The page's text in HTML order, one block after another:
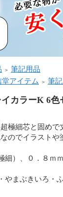
＞ 筆記用品
アイテム ＞ 筆
イカラーK 6
極細芯と固め
のでイラストや
）、０．８ｍｍ
やまぶきいろ・